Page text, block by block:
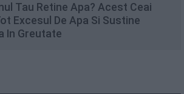
Tau Retine Apa? Acest Ceai
Excesul De Apa Si Sustine
In Greutate